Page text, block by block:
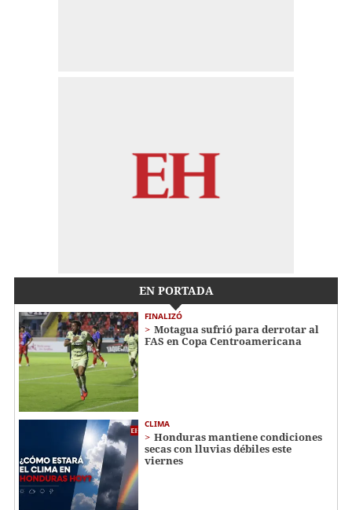
EN PORTADA
FINALIZÓ
Motagua sufrió para derrotar al
FAS en Copa Centroamericana
CLIMA
Honduras mantiene condiciones
secas con lluvias débiles este
viernes